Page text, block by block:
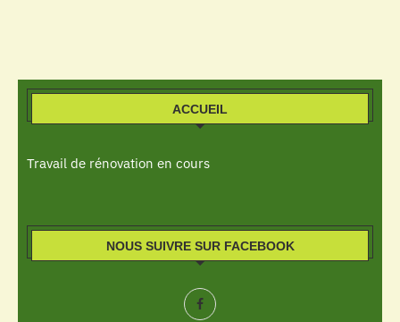
ACCUEIL
Travail de rénovation en cours
NOUS SUIVRE SUR FACEBOOK